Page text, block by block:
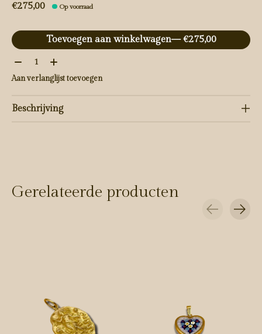
€275,00 Op voorraad
Toevoegen aan winkelwagen
— €275,00
Aantal:
Aan verlanglijst toevoegen
Beschrijving
Gerelateerde producten